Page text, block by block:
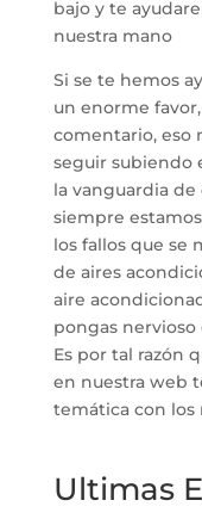
bajo y te
nuestra mano
Si se te hemos
un enorme
comentario, eso
seguir subiendo
la vanguardia de
siempre
los fallos que se
de aires
aire
pongas
Es por tal razón
en nuestra web
temática con los
Ultimas